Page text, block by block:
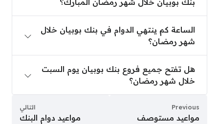
بنك بوبيان خلال شهر رمضان المبارك؟
الساعة كم ينتهي الدوام في بنك بوبيان خلال
شهر رمضان؟
هل تفتح جميع فروع بنك بوبيان يوم السبت
خلال شهر رمضان؟
Previous
مواعيد مستوصف
التالي
مواعيد دوام البنك